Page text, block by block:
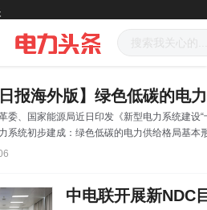
委、国家能源局近日印发《新型电力系统建设
系统初步建成：绿色低碳的电力供给格局基
，电力系统互补互济和安全韧性水平大幅提升